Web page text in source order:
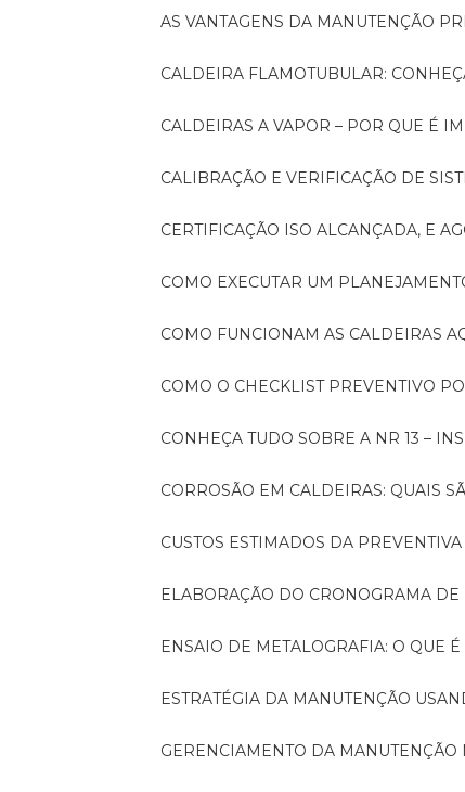
AS VANTAGENS DA MANUTENÇÃO
CALDEIRA FLAMOTUBULAR:
CALDEIRAS A VAPOR – POR QUE É
CALIBRAÇÃO E VERIFICAÇÃO DE
CERTIFICAÇÃO ISO ALCANÇADA, E
COMO EXECUTAR UM
COMO FUNCIONAM AS CALDEIRAS
COMO O CHECKLIST PREVENTIVO
CONHEÇA TUDO SOBRE A NR 13 –
CORROSÃO EM CALDEIRAS: QUAIS
CUSTOS ESTIMADOS DA PREVENTIVA
ELABORAÇÃO DO CRONOGRAMA
ENSAIO DE METALOGRAFIA: O QUE
ESTRATÉGIA DA MANUTENÇÃO
GERENCIAMENTO DA